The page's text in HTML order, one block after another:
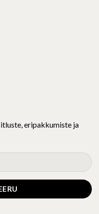
eripakkumiste ja